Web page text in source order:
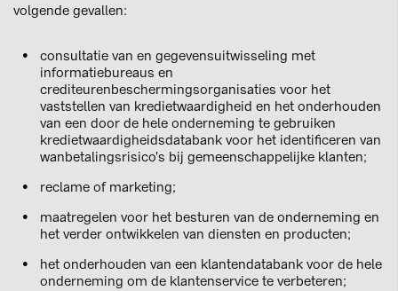
volgende gevallen:
consultatie van en gegevensuitwisseling met
informatiebureaus en
crediteurenbeschermingsorganisaties voor het
vaststellen van kredietwaardigheid en het onderhouden
van een door de hele onderneming te gebruiken
kredietwaardigheidsdatabank voor het identificeren van
wanbetalingsrisico's bij gemeenschappelijke klanten;
reclame of marketing;
maatregelen voor het besturen van de onderneming en
het verder ontwikkelen van diensten en producten;
het onderhouden van een klantendatabank voor de hele
onderneming om de klantenservice te verbeteren;